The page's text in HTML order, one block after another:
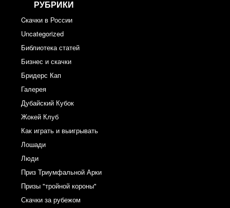
РУБРИКИ
Cкачки в России
Uncategorized
Библиотека статей
Бизнес и скачки
Бридерс Кап
Галерея
Дубайский Кубок
Жокей Клуб
Как играть и выигрывать
Лошади
Люди
Приз Триумфальной Арки
Призы "тройной короны"
Скачки за рубежом